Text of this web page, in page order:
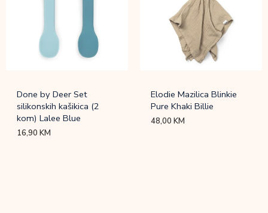
Done by Deer Set
silikonskih kašikica (2
kom) Lalee Blue
16,90KM
Elodie Mazilica Blinkie
Pure Khaki Billie
48,00KM